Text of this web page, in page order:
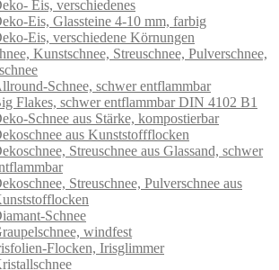
Eis, verschiedenes
Eis, Glassteine 4-10 mm, farbig
Eis, verschiedene Körnungen
Kunstschnee, Streuschnee, Pulverschnee,
Schnee, schwer entflammbar
Flakes, schwer entflammbar DIN 4102 B1
Schnee aus Stärke, kompostierbar
aus Kunststoffflocken
Streuschnee aus Glassand, schwer
Streuschnee, Pulverschnee aus
Schnee
windfest
Flocken, Irisglimmer